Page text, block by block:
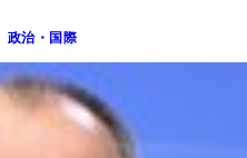
政治・国際